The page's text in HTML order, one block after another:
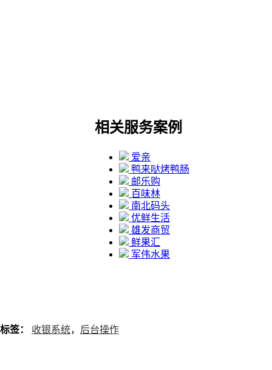
相关服务案例
爱亲
鸭来哒烤鸭肠
邮乐购
百味林
南北码头
优鲜生活
雄发商贸
鲜果汇
军伟水果
标签： 收银系统， 后台操作